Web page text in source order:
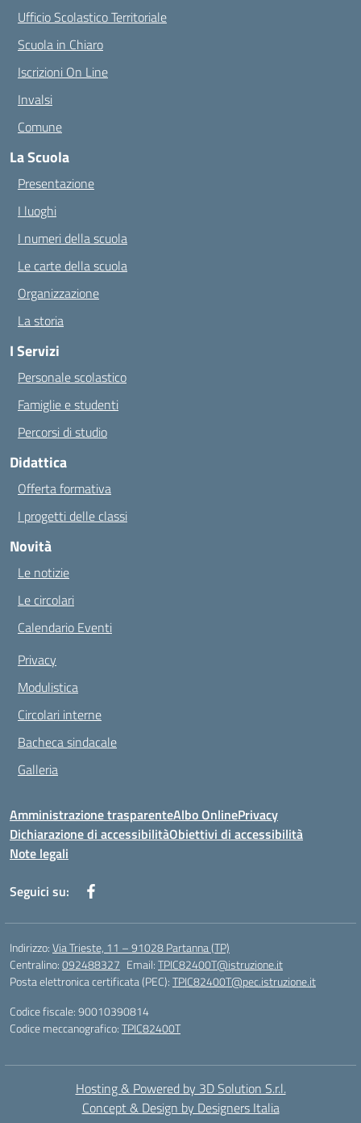
Ufficio Scolastico Territoriale
Scuola in Chiaro
Iscrizioni On Line
Invalsi
Comune
La Scuola
Presentazione
I luoghi
I numeri della scuola
Le carte della scuola
Organizzazione
La storia
I Servizi
Personale scolastico
Famiglie e studenti
Percorsi di studio
Didattica
Offerta formativa
I progetti delle classi
Novità
Le notizie
Le circolari
Calendario Eventi
Privacy
Modulistica
Circolari interne
Bacheca sindacale
Galleria
Amministrazione trasparenteAlbo OnlinePrivacy
Dichiarazione di accessibilitàObiettivi di accessibilità
Note legali
Seguici su:
Indirizzo:Via Trieste, 11 – 91028 Partanna (TP)
Centralino:092488327 Email:TPIC82400T@istruzione.it
Posta elettronica certificata (PEC):TPIC82400T@pec.istruzione.it
Codice fiscale: 90010390814
Codice meccanografico:TPIC82400T
Hosting & Powered by 3D Solution S.r.l.
Concept & Design by Designers Italia